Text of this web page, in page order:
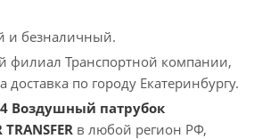
и безналичный.
филиал Транспортной компании,
доставка по городу Екатеринбургу.
Воздушный патрубок
в любой регион РФ,